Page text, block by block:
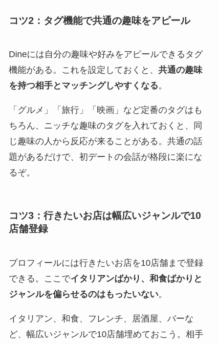
コツ2：タグ機能で共通の趣味をアピール
Dineには自分の趣味や好みをアピールできるタグ
機能がある。これを設定しておくと、 共通の趣味
を持つ相手とマッチングしやすくなる。
「グルメ」「旅行」「映画」など定番のタグはも
ちろん、ニッチな趣味のタグを入れておくと、同
じ趣味の人から反応が来ることがある。共通の話
題があるだけで、初デートの会話が格段に楽にな
るぞ。
コツ3：行きたいお店は幅広いジャンルで10
店舗登録
プロフィールには行きたいお店を10店舗まで登録
できる。ここでイタリアンばかり、和食ばかりと
ジャンルを偏らせるのはもったいない。
イタリアン、和食、フレンチ、居酒屋、バーな
ど、幅広いジャンルで10店舗埋めておこう。相手